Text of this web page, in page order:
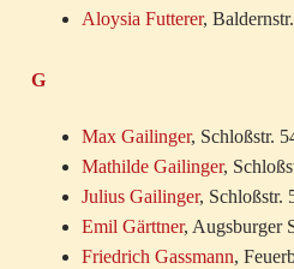
Aloysia Futterer,
G
Max Gailinger, Schloßstr.
Mathilde Gailinger,
Julius Gailinger, Schloßstr.
Emil Gärttner, Augsburger
Friedrich Gassmann,